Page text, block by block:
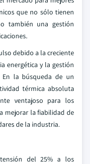
que no sólo tienen
también una gestión
debido a la creciente
energética y la gestión
En la búsqueda de un
térmica absoluta
ventajoso para los
mejorar la fiabilidad de
de la industria.
del 25% a los